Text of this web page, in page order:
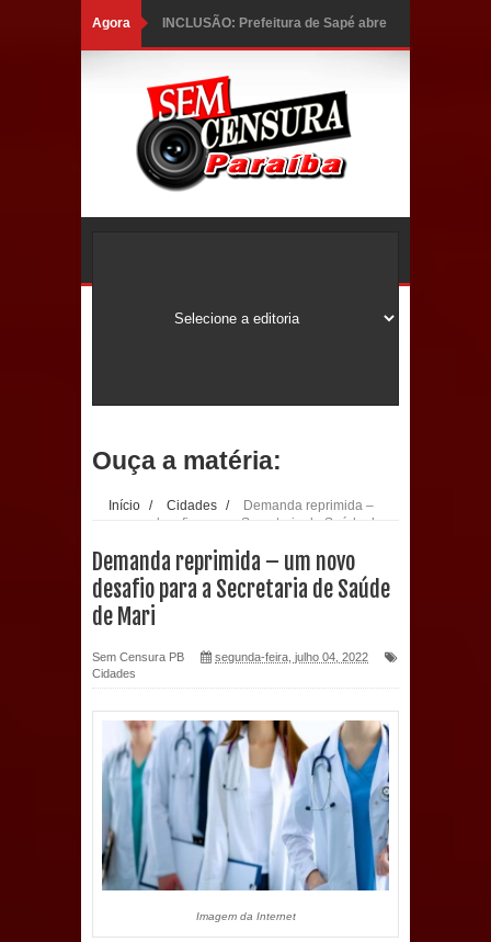
Agora INCLUSÃO: Prefeitura de Sapé abre
Social; veja documentação
necessária!
com a saúde bucal em Marí
preparativa para convenção estadual
Prefeitura de Sapé paga salários
dentro do mês trabalhado e injeta R$
12 milhões na economia
Prefeitura de Sapé desenvolve ações
Ouça a matéria:
Início / Cidades /
Demanda reprimida –
um novo desafio para a Secretaria de Saúde de
Demanda reprimida – um novo
desafio para a Secretaria de Saúde
de Mari
Sem Censura PB
segunda-feira, julho 04, 2022
Cidades
Imagem da Internet